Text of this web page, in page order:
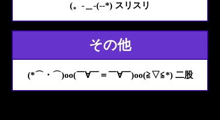
(。-＿-(--*) スリスリ
その他
(*⌒・⌒)oo(￣∀￣＝￣∀￣)oo(≧▽≦*) 二股